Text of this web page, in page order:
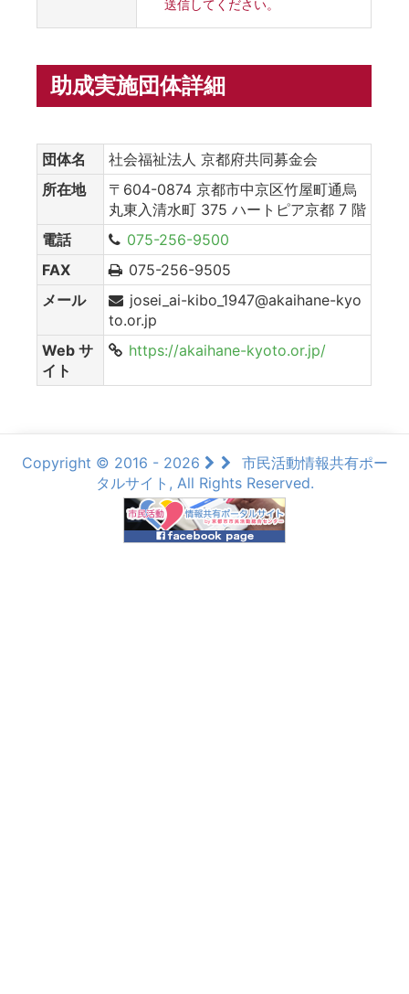
送信してください。
助成実施団体詳細
団体名
社会福祉法人 京都府共同募金会
所在地
〒604-0874 京都市中京区竹屋町通烏
丸東入清水町 375 ハートピア京都 7 階
電話
075-256-9500
FAX
075-256-9505
メール
josei_ai-kibo_1947@akaihane-kyo
to.or.jp
Web サ
イト
https://akaihane-kyoto.or.jp/
Copyright © 2016 - 2026
市民活動情報共有ポー
タルサイト, All Rights Reserved.